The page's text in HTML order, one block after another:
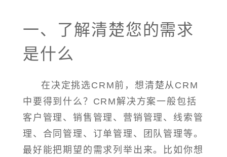
一、了解清楚您的需求
是什么
在决定挑选CRM前，想清楚从CRM
中要得到什么？CRM解决方案一般包括
客户管理、销售管理、营销管理、线索管
理、合同管理、订单管理、团队管理等。
最好能把期望的需求列举出来。比如你想